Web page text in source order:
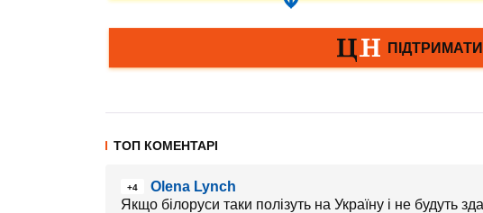
ТОП КОМЕНТАРІ
+4
Olena Lynch
Якщо білоруси таки полізуть на Україну і не будуть